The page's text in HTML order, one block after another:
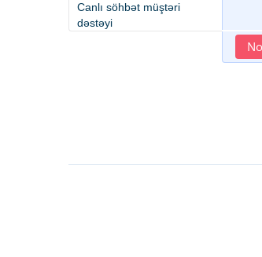
Canlı söhbət müştəri
dəstəyi